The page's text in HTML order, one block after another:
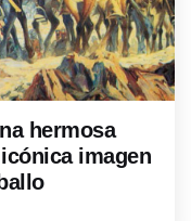
hermosa
imagen